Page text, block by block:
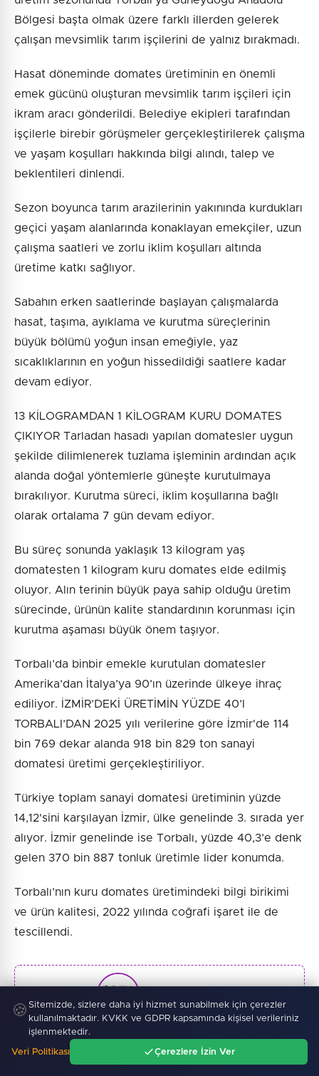
Bölgesi başta olmak üzere farklı illerden gelerek
çalışan mevsimlik tarım işçilerini de yalnız bırakmadı.
Hasat döneminde domates üretiminin en önemli
emek gücünü oluşturan mevsimlik tarım işçileri için
ikram aracı gönderildi. Belediye ekipleri tarafından
işçilerle birebir görüşmeler gerçekleştirilerek çalışma
ve yaşam koşulları hakkında bilgi alındı, talep ve
beklentileri dinlendi.
Sezon boyunca tarım arazilerinin yakınında kurdukları
geçici yaşam alanlarında konaklayan emekçiler, uzun
çalışma saatleri ve zorlu iklim koşulları altında
üretime katkı sağlıyor.
Sabahın erken saatlerinde başlayan çalışmalarda
hasat, taşıma, ayıklama ve kurutma süreçlerinin
büyük bölümü yoğun insan emeğiyle, yaz
sıcaklıklarının en yoğun hissedildiği saatlere kadar
devam ediyor.
13 KİLOGRAMDAN 1 KİLOGRAM KURU DOMATES
ÇIKIYOR Tarladan hasadı yapılan domatesler uygun
şekilde dilimlenerek tuzlama işleminin ardından açık
alanda doğal yöntemlerle güneşte kurutulmaya
bırakılıyor. Kurutma süreci, iklim koşullarına bağlı
olarak ortalama 7 gün devam ediyor.
Bu süreç sonunda yaklaşık 13 kilogram yaş
domatesten 1 kilogram kuru domates elde edilmiş
oluyor. Alın terinin büyük paya sahip olduğu üretim
sürecinde, ürünün kalite standardının korunması için
kurutma aşaması büyük önem taşıyor.
Torbalı’da binbir emekle kurutulan domatesler
Amerika’dan İtalya’ya 90’ın üzerinde ülkeye ihraç
ediliyor. İZMİR’DEKİ ÜRETİMİN YÜZDE 40’I
TORBALI’DAN 2025 yılı verilerine göre İzmir'de 114
bin 769 dekar alanda 918 bin 829 ton sanayi
domatesi üretimi gerçekleştiriliyor.
Türkiye toplam sanayi domatesi üretiminin yüzde
14,12'sini karşılayan İzmir, ülke genelinde 3. sırada yer
alıyor. İzmir genelinde ise Torbalı, yüzde 40,3’e denk
gelen 370 bin 887 tonluk üretimle lider konumda.
Torbalı’nın kuru domates üretimindeki bilgi birikimi
ve ürün kalitesi, 2022 yılında coğrafi işaret ile de
tescillendi.
SONRAKI HABER
🍪 Sitemizde, sizlere daha iyi hizmet sunabilmek için çerezler
kullanılmaktadır. KVKK ve GDPR kapsamında kişisel verileriniz
işlenmektedir.
Veri Politikası Çerezlere İzin Ver
Gündem Ara Menü